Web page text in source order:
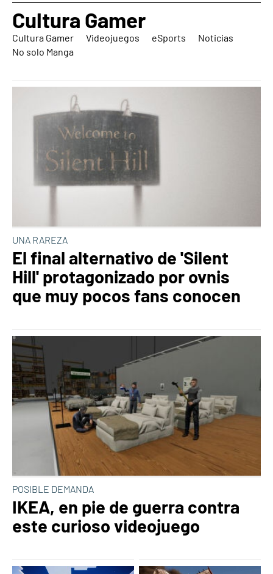
Cultura Gamer
Cultura Gamer Videojuegos eSports
Noticias
No solo Manga
UNA RAREZA
El final alternativo de 'Silent
Hill' protagonizado por ovnis
que muy pocos fans conocen
POSIBLE DEMANDA
IKEA, en pie de guerra contra
este curioso videojuego